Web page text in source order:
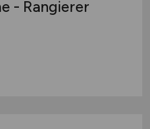
- Rangierer